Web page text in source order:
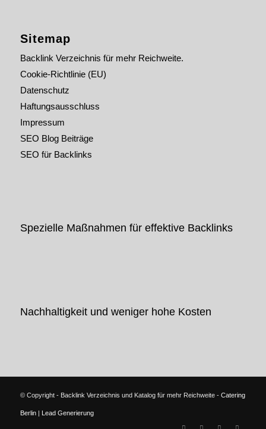
Sitemap
Backlink Verzeichnis für mehr Reichweite.
Cookie-Richtlinie (EU)
Datenschutz
Haftungsausschluss
Impressum
SEO Blog Beiträge
SEO für Backlinks
Spezielle Maßnahmen für effektive Backlinks
Nachhaltigkeit und weniger hohe Kosten
© Copyright - Backlink Verzeichnis und Katalog für mehr Reichweite - Catering
Berlin| Lead Generierung